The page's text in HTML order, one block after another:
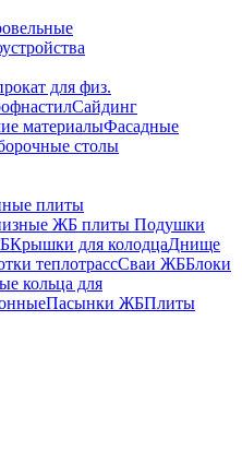
для физ.
Сайдинг
материалыФасадные
столы
плиты
ЖБ плиты Подушки
Крышки для колодцаДнище
теплотрассСваи ЖББлоки
кольца для
Пасынки ЖБПлиты